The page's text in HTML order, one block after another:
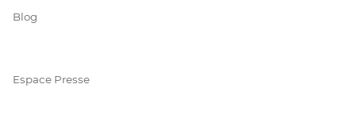
Blog
Espace Presse